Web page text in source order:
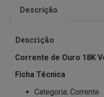
Descrição
Descrição
Corrente de Ouro 18K
Ficha Técnica
Categoria: Corrente